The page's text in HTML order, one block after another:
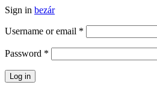
Sign in bezár
Username or email *
Password *
Log in